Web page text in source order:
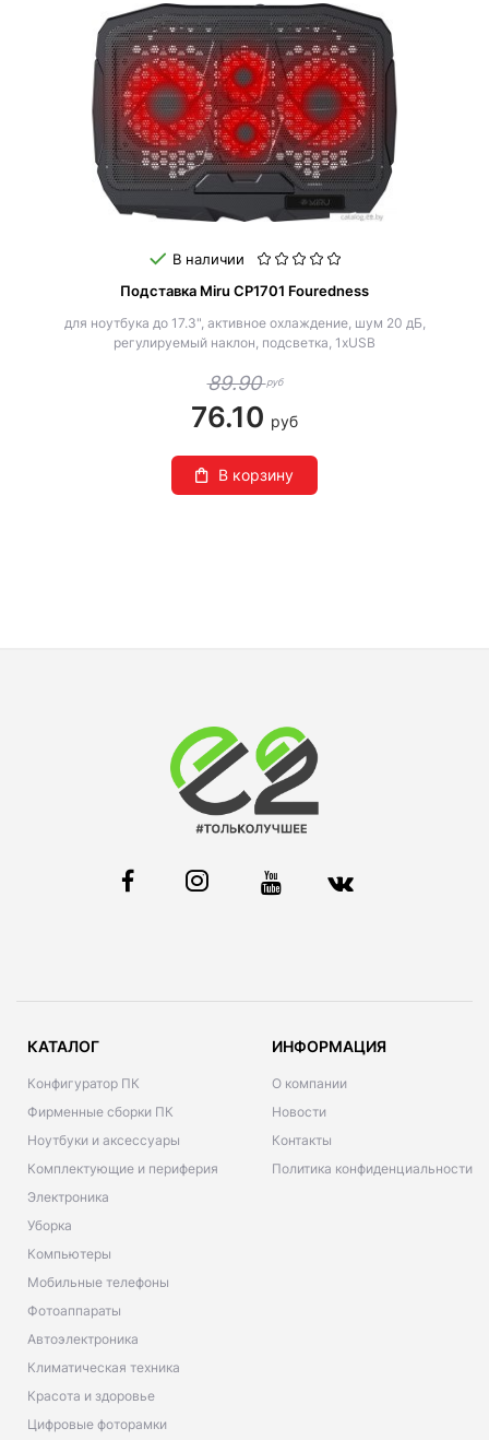
В наличии
Подставка Miru CP1701 Fouredness
для ноутбука до 17.3", активное охлаждение, шум 20 дБ,
регулируемый наклон, подсветка, 1xUSB
89.90руб
76.10 руб
В корзину
КАТАЛОГ
Конфигуратор ПК
Фирменные сборки ПК
Ноутбуки и аксессуары
Комплектующие и периферия
Электроника
Уборка
Компьютеры
Мобильные телефоны
Фотоаппараты
Автоэлектроника
Климатическая техника
Красота и здоровье
Цифровые фоторамки
ИНФОРМАЦИЯ
О компании
Новости
Контакты
Политика конфиденциальности